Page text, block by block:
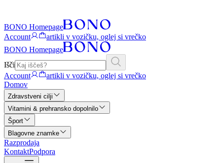
BONO Homepage
Account
artikli v vozičku, oglej si vrečko
BONO Homepage
Išči
Account
artikli v vozičku, oglej si vrečko
Domov
Zdravstveni cilji
Vitamini & prehransko dopolnilo
Šport
Blagovne znamke
Razprodaja
KontaktPodpora